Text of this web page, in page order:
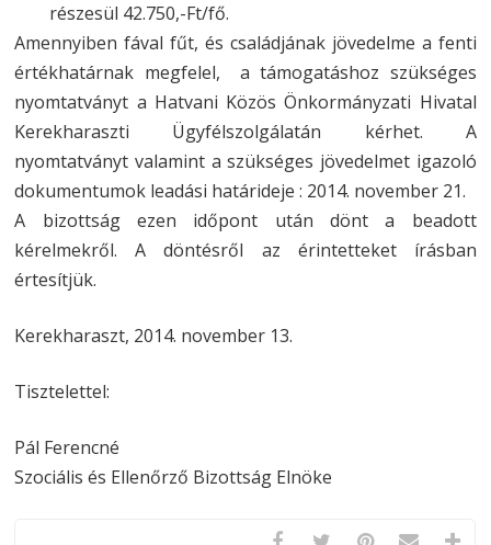
részesül 42.750,-Ft/fő.
Amennyiben fával fűt, és családjának jövedelme a fenti
értékhatárnak megfelel, a támogatáshoz szükséges
nyomtatványt a Hatvani Közös Önkormányzati Hivatal
Kerekharaszti Ügyfélszolgálatán kérhet. A
nyomtatványt valamint a szükséges jövedelmet igazoló
dokumentumok leadási határideje : 2014. november 21.
A bizottság ezen időpont után dönt a beadott
kérelmekről. A döntésről az érintetteket írásban
értesítjük.
Kerekharaszt, 2014. november 13.
Tisztelettel:
Pál Ferencné
Szociális és Ellenőrző Bizottság Elnöke